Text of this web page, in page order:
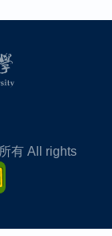
有 All rights